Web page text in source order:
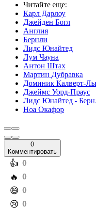
Читайте еще:
Карл Дарлоу
Джейден Богл
Англия
Бернли
Лидс Юнайтед
Лум Чауна
Антон Штах
Мартин Дубравка
Доминик Калверт-
Джеймс Уорд-Праус
Лидс Юнайтед -
Ноа Окафор
0
Комментировать
️👍 0
️🔥 0
️😄 0
️😢 0